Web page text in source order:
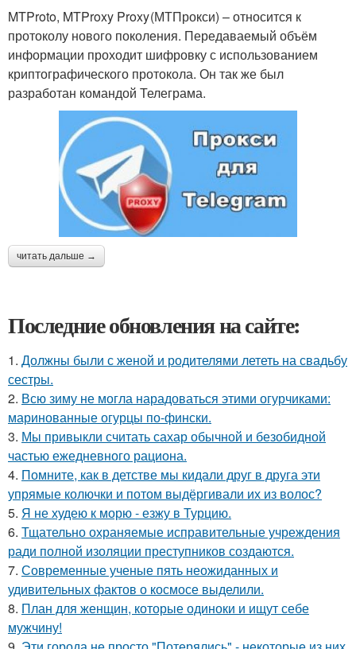
MTProto, MTProxy Proxy (МТПрокси) – относится к
протоколу нового поколения. Передаваемый объём
информации проходит шифровку с использованием
криптографического протокола. Он так же был
разработан командой Телеграма.
читать дальше →
Последние обновления на сайте:
1. Должны были с женой и родителями лететь на свадьбу
сестры.
2. Всю зиму не могла нарадоваться этими огурчиками:
маринованные огурцы по-фински.
3. Мы привыкли считать сахар обычной и безобидной
частью ежедневного рациона.
4. Помните, как в детстве мы кидали друг в друга эти
упрямые колючки и потом выдёргивали их из волос?
5. Я не худею к морю - езжу в Турцию.
6. Тщательно охраняемые исправительные учреждения
ради полной изоляции преступников создаются.
7. Современные ученые пять неожиданных и
удивительных фактов о космосе выделили.
8. План для женщин, которые одиноки и ищут себе
мужчину!